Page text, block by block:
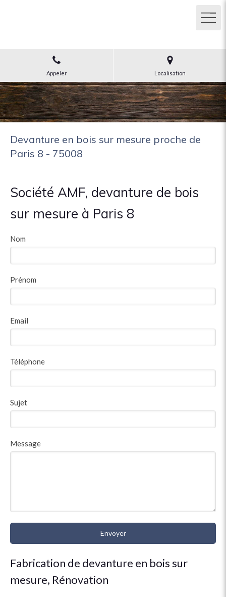
Appeler Localisation
Devanture en bois sur mesure proche de
Paris 8 - 75008
Société AMF, devanture de bois
sur mesure à Paris 8
Nom
Prénom
Email
Téléphone
Sujet
Message
Envoyer
Fabrication de devanture en bois sur
mesure, Rénovation